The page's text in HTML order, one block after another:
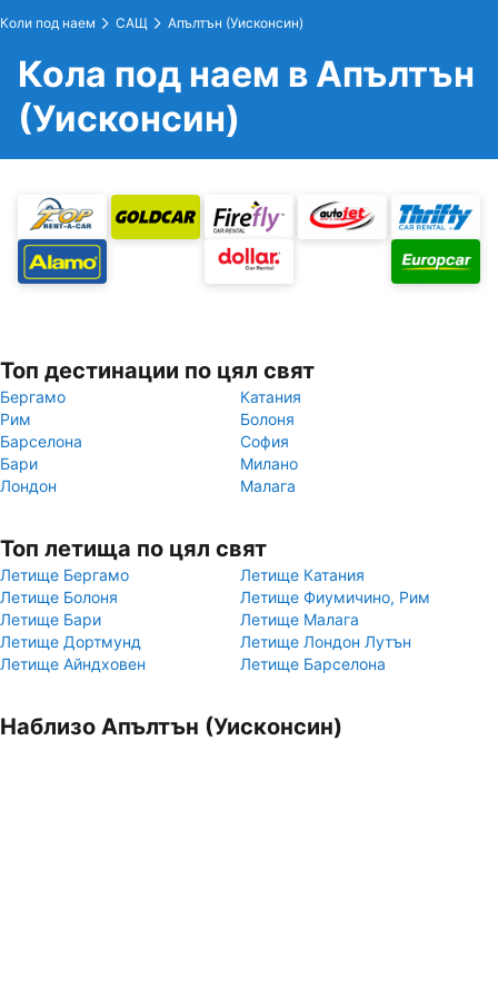
Коли под наем САЩ Апълтън (Уисконсин)
Кола под наем в Апълтън
(Уисконсин)
Топ дестинации по цял свят
Бергамо
Катания
Рим
Болоня
Барселона
София
Бари
Милано
Лондон
Малага
Топ летища по цял свят
Летище Бергамо
Летище Катания
Летище Болоня
Летище Фиумичино, Рим
Летище Бари
Летище Малага
Летище Дортмунд
Летище Лондон Лутън
Летище Айндховен
Летище Барселона
Наблизо Апълтън (Уисконсин)